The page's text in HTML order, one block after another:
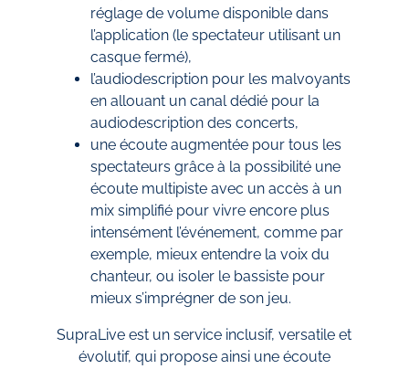
réglage de volume disponible dans
l’application (le spectateur utilisant un
casque fermé),
l’audiodescription pour les malvoyants
en allouant un canal dédié pour la
audiodescription des concerts,
une écoute augmentée pour tous les
spectateurs grâce à la possibilité une
écoute multipiste avec un accès à un
mix simplifié pour vivre encore plus
intensément l’événement, comme par
exemple, mieux entendre la voix du
chanteur, ou isoler le bassiste pour
mieux s’imprégner de son jeu.
SupraLive est un service inclusif, versatile et
évolutif, qui propose ainsi une écoute